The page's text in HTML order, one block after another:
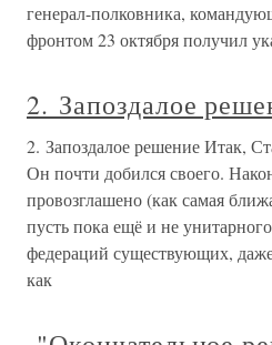
генерал-полковника,
фронтом 23 октября получил
2. Запоздалое
2. Запоздалое решение Итак,
Он почти добился своего.
провозглашено (как самая
пусть пока ещё и не
федераций существующих,
как